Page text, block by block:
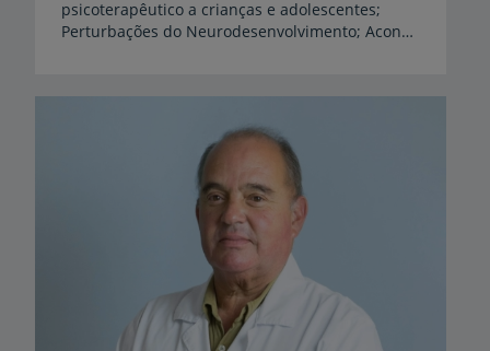
psicoterapêutico a crianças e adolescentes;
Perturbações do Neurodesenvolvimento; Aconselhamento e Competências Parentais; Comunicação em Saúde